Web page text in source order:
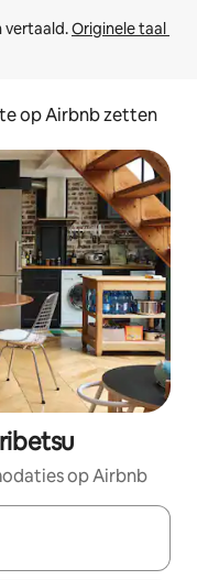
vertaald. Originele taal
op Airbnb zetten
op Airbnb
maak je een keuze